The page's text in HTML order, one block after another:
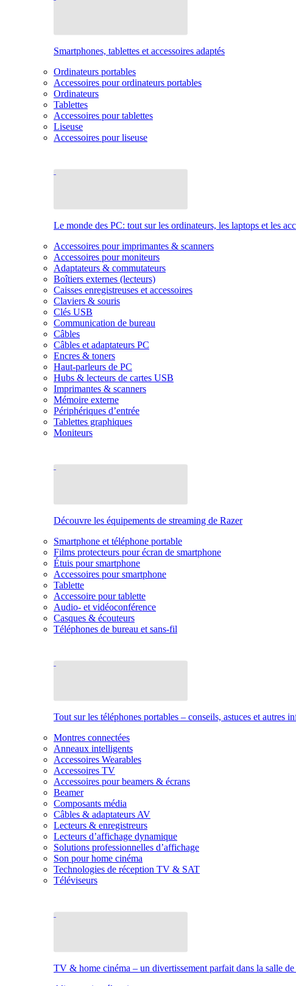
Smartphones, tablettes et accessoires adaptés
Ordinateurs portables
Accessoires pour ordinateurs portables
Ordinateurs
Tablettes
Accessoires pour tablettes
Liseuse
Accessoires pour liseuse
Le monde des PC: tout sur les ordinateurs, les laptops et les
Accessoires pour imprimantes & scanners
Accessoires pour moniteurs
Adaptateurs & commutateurs
Boîtiers externes (lecteurs)
Caisses enregistreuses et accessoires
Claviers & souris
Clés USB
Communication de bureau
Câbles
Câbles et adaptateurs PC
Encres & toners
Haut-parleurs de PC
Hubs & lecteurs de cartes USB
Imprimantes & scanners
Mémoire externe
Périphériques d’entrée
Tablettes graphiques
Moniteurs
Découvre les équipements de streaming de Razer
Smartphone et téléphone portable
Films protecteurs pour écran de smartphone
Étuis pour smartphone
Accessoires pour smartphone
Tablette
Accessoire pour tablette
Audio- et vidéoconférence
Casques & écouteurs
Téléphones de bureau et sans-fil
Tout sur les téléphones portables – conseils, astuces et autres
Montres connectées
Anneaux intelligents
Accessoires Wearables
Accessoires TV
Accessoires pour beamers & écrans
Beamer
Composants média
Câbles & adaptateurs AV
Lecteurs & enregistreurs
Lecteurs d’affichage dynamique
Solutions professionnelles d’affichage
Son pour home cinéma
Technologies de réception TV & SAT
Téléviseurs
TV & home cinéma – un divertissement parfait dans la salle de